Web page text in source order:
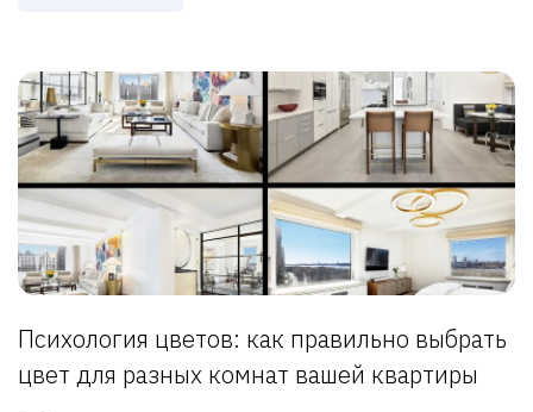
Психология цветов: как правильно выбрать
цвет для разных комнат вашей квартиры